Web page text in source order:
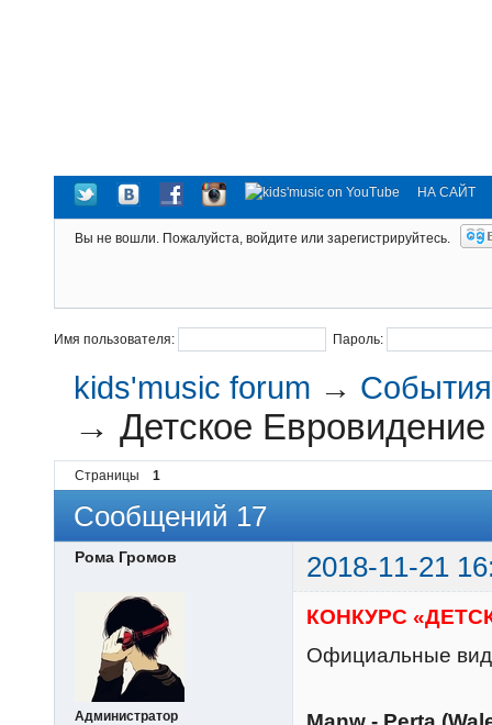
НА САЙТ
Вы не вошли. Пожалуйста, войдите или зарегистрируйтесь.
Имя пользователя: Пароль:
kids'music forum →
→Детское
Страницы 1
Сообщений 17
Рома Громов 2018-11-21
Администратор
КОНКУРС
Официальные